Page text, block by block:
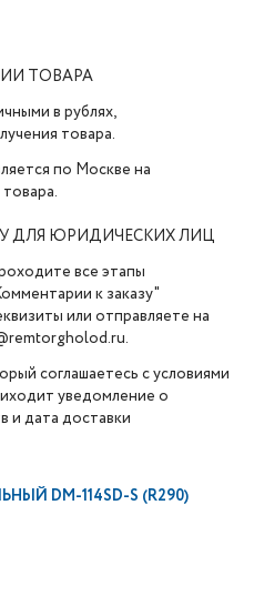
ТОВАРА
в рублях,
товара.
по Москве на
ДЛЯ ЮРИДИЧЕСКИХ ЛИЦ
все этапы
к заказу"
или отправляете на
соглашаетесь с условиями
уведомление о
и дата доставки
DM-114SD-S (R290)